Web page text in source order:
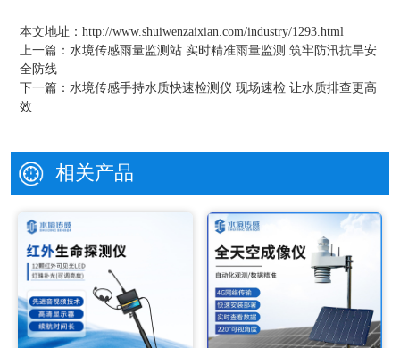
本文地址： http://www.shuiwenzaixian.com/industry/1293.html
上一篇： 水境传感雨量监测站 实时精准雨量监测 筑牢防汛抗旱安
全防线
下一篇： 水境传感手持水质快速检测仪 现场速检 让水质排查更高
效
相关产品